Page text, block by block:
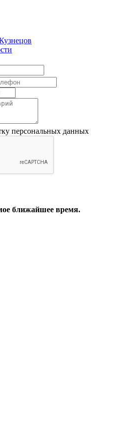
персональных данных
ближайшее время.